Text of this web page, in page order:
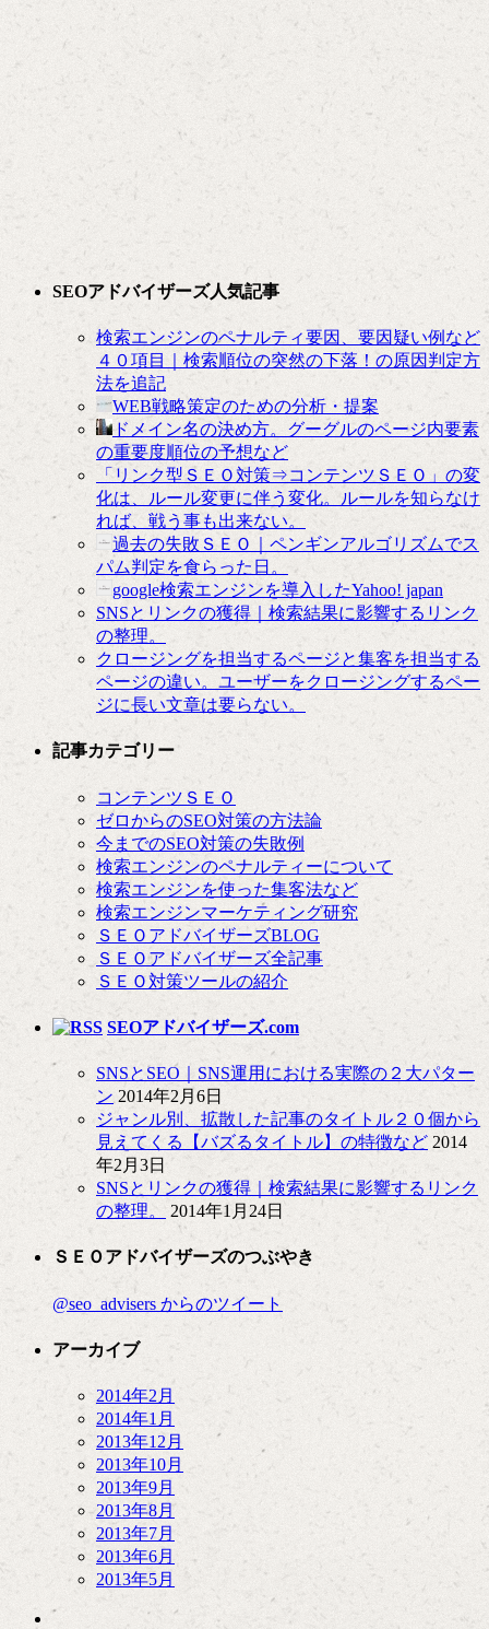
SEOアドバイザーズ人気記事
検索エンジンのペナルティ要因、要因疑い例など
４０項目｜検索順位の突然の下落！の原因判定方
法を追記
WEB戦略策定のための分析・提案
ドメイン名の決め方。グーグルのページ内要素
の重要度順位の予想など
「リンク型ＳＥＯ対策⇒コンテンツＳＥＯ」の変
化は、ルール変更に伴う変化。ルールを知らなけ
れば、戦う事も出来ない。
過去の失敗ＳＥＯ｜ペンギンアルゴリズムでス
パム判定を食らった日。
google検索エンジンを導入したYahoo! japan
SNSとリンクの獲得｜検索結果に影響するリンク
の整理。
クロージングを担当するページと集客を担当する
ページの違い。ユーザーをクロージングするペー
ジに長い文章は要らない。
記事カテゴリー
コンテンツＳＥＯ
ゼロからのSEO対策の方法論
今までのSEO対策の失敗例
検索エンジンのペナルティーについて
検索エンジンを使った集客法など
検索エンジンマーケティング研究
ＳＥＯアドバイザーズBLOG
ＳＥＯアドバイザーズ全記事
ＳＥＯ対策ツールの紹介
SEOアドバイザーズ.com
SNSとSEO｜SNS運用における実際の２大パター
ン 2014年2月6日
ジャンル別、拡散した記事のタイトル２０個から
見えてくる【バズるタイトル】の特徴など 2014
年2月3日
SNSとリンクの獲得｜検索結果に影響するリンク
の整理。
2014年1月24日
ＳＥＯアドバイザーズのつぶやき
@seo_advisers からのツイート
アーカイブ
2014年2月
2014年1月
2013年12月
2013年10月
2013年9月
2013年8月
2013年7月
2013年6月
2013年5月